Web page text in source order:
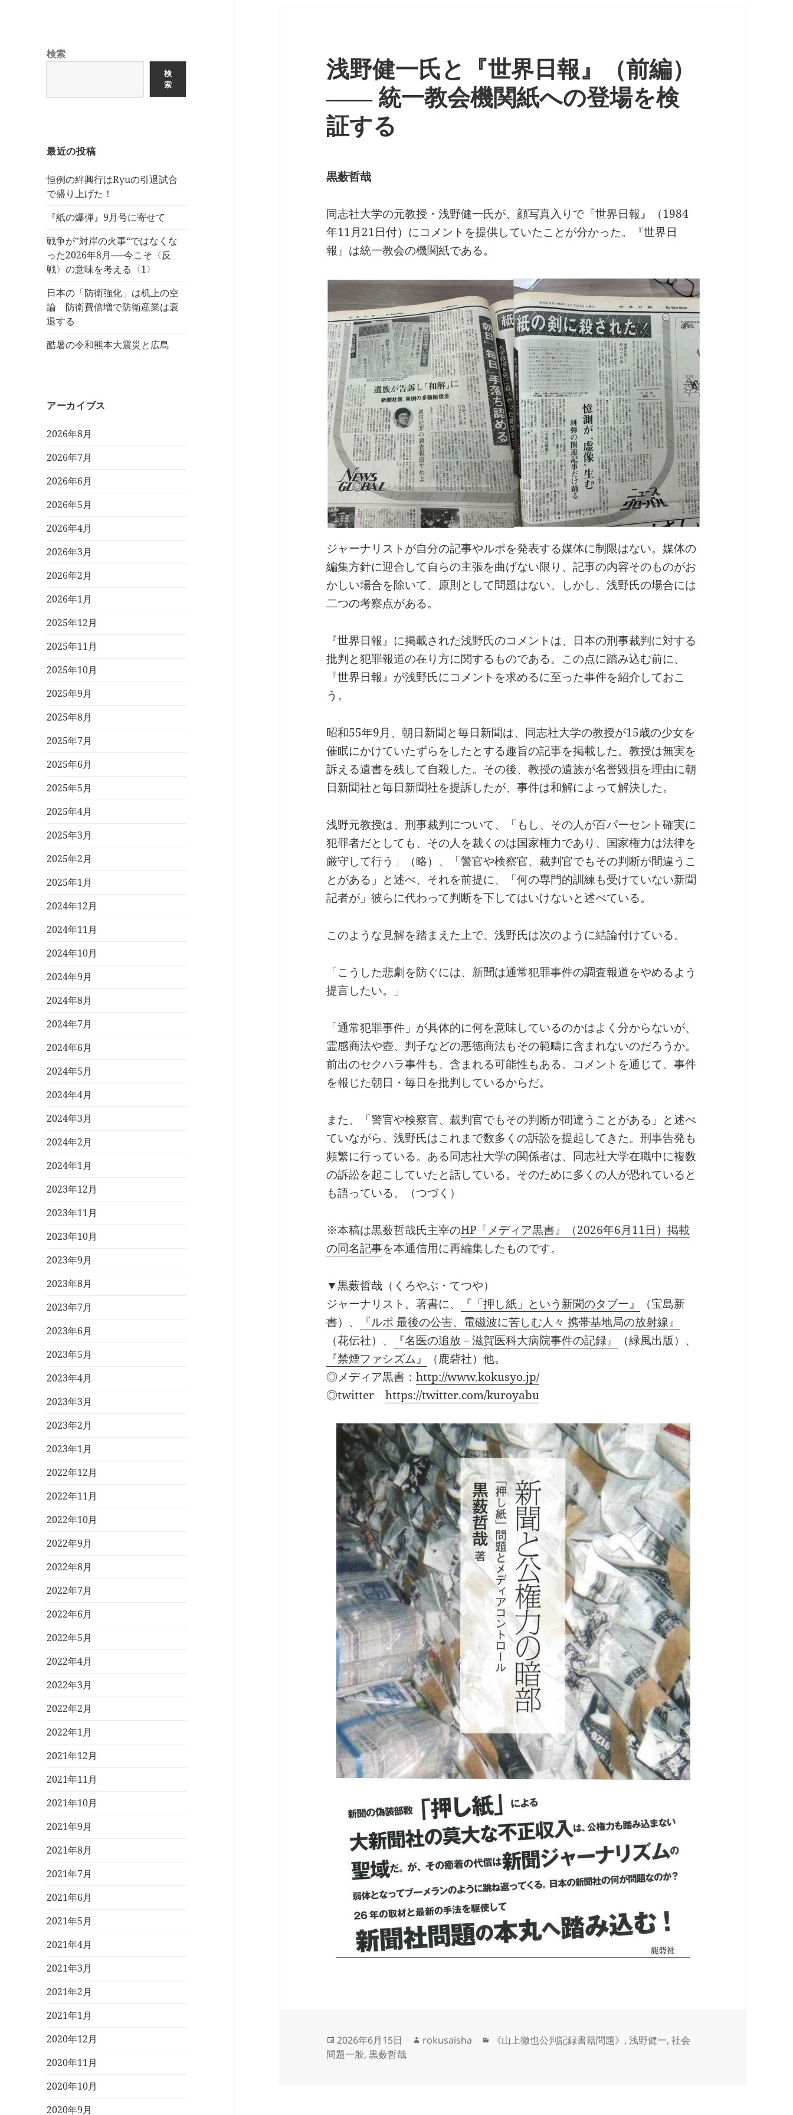
検索
検
索
最近の投稿
恒例の絆興行はRyuの引退試合
で盛り上げた！
『紙の爆弾』9月号に寄せて
戦争が‟対岸の火事“ではなくな
った2026年8月──今こそ〈反
戦〉の意味を考える〈1〉
日本の「防衛強化」は机上の空
論 防衛費倍増で防衛産業は衰
退する
酷暑の令和熊本大震災と広島
アーカイブス
2026年8月
2026年7月
2026年6月
2026年5月
2026年4月
2026年3月
2026年2月
2026年1月
2025年12月
2025年11月
2025年10月
2025年9月
2025年8月
2025年7月
2025年6月
2025年5月
2025年4月
2025年3月
2025年2月
2025年1月
2024年12月
2024年11月
2024年10月
2024年9月
2024年8月
2024年7月
2024年6月
2024年5月
2024年4月
2024年3月
2024年2月
2024年1月
2023年12月
2023年11月
2023年10月
2023年9月
2023年8月
2023年7月
2023年6月
2023年5月
2023年4月
2023年3月
2023年2月
2023年1月
2022年12月
2022年11月
2022年10月
2022年9月
2022年8月
2022年7月
2022年6月
2022年5月
2022年4月
2022年3月
2022年2月
2022年1月
2021年12月
2021年11月
2021年10月
2021年9月
2021年8月
2021年7月
2021年6月
2021年5月
2021年4月
2021年3月
2021年2月
2021年1月
2020年12月
2020年11月
2020年10月
2020年9月
浅野健一氏と『世界日報』（前編）
―― 統一教会機関紙への登場を検
証する
黒薮哲哉
同志社大学の元教授・浅野健一氏が、顔写真入りで『世界日報』（1984
年11月21日付）にコメントを提供していたことが分かった。『世界日
報』は統一教会の機関紙である。
ジャーナリストが自分の記事やルポを発表する媒体に制限はない。媒体の
編集方針に迎合して自らの主張を曲げない限り、記事の内容そのものがお
かしい場合を除いて、原則として問題はない。しかし、浅野氏の場合には
二つの考察点がある。
『世界日報』に掲載された浅野氏のコメントは、日本の刑事裁判に対する
批判と犯罪報道の在り方に関するものである。この点に踏み込む前に、
『世界日報』が浅野氏にコメントを求めるに至った事件を紹介しておこ
う。
昭和55年9月、朝日新聞と毎日新聞は、同志社大学の教授が15歳の少女を
催眠にかけていたずらをしたとする趣旨の記事を掲載した。教授は無実を
訴える遺書を残して自殺した。その後、教授の遺族が名誉毀損を理由に朝
日新聞社と毎日新聞社を提訴したが、事件は和解によって解決した。
浅野元教授は、刑事裁判について、「もし、その人が百パーセント確実に
犯罪者だとしても、その人を裁くのは国家権力であり、国家権力は法律を
厳守して行う」（略）、「警官や検察官、裁判官でもその判断が間違うこ
とがある」と述べ、それを前提に、「何の専門的訓練も受けていない新聞
記者が」彼らに代わって判断を下してはいけないと述べている。
このような見解を踏まえた上で、浅野氏は次のように結論付けている。
「こうした悲劇を防ぐには、新聞は通常犯罪事件の調査報道をやめるよう
提言したい。」
「通常犯罪事件」が具体的に何を意味しているのかはよく分からないが、
霊感商法や壺、判子などの悪徳商法もその範疇に含まれないのだろうか。
前出のセクハラ事件も、含まれる可能性もある。コメントを通じて、事件
を報じた朝日・毎日を批判しているからだ。
また、「警官や検察官、裁判官でもその判断が間違うことがある」と述べ
ていながら、浅野氏はこれまで数多くの訴訟を提起してきた。刑事告発も
頻繁に行っている。ある同志社大学の関係者は、同志社大学在職中に複数
の訴訟を起こしていたと話している。そのために多くの人が恐れていると
も語っている。（つづく）
※本稿は黒薮哲哉氏主宰のHP『メディア黒書』（2026年6月11日）掲載
の同名記事を本通信用に再編集したものです。
▼黒薮哲哉（くろやぶ・てつや）
ジャーナリスト。著書に、
『「押し紙」という新聞のタブー』
（宝島新
書）、
『ルポ 最後の公害、電磁波に苦しむ人々 携帯基地局の放射線』
（花伝社）、
『名医の追放－滋賀医科大病院事件の記録』
（緑風出版）、
『禁煙ファシズム』
（鹿砦社）他。
◎メディア黒書：http://www.kokusyo.jp/
◎twitterhttps://twitter.com/kuroyabu
投
稿
2026年6月15日
作
rokusaisha
カ
《山上徹也公判記録書籍問題》 ,浅野健一,社会
問題一般,黒薮哲哉